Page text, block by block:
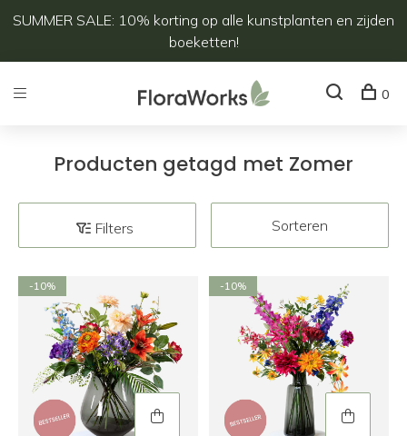
SUMMER SALE: 10% korting op alle kunstplanten en zijden
boeketten!
0
Producten getagd met Zomer
Filters Sorteren
-10% -10%